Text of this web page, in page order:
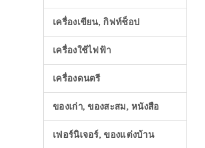
เครื่องเขียน, กิฟท์ช็อป
เครื่องใช้ไฟฟ้า
เครื่องดนตรี
ของเก่า, ของสะสม, หนังสือ
เฟอร์นิเจอร์, ของแต่งบ้าน